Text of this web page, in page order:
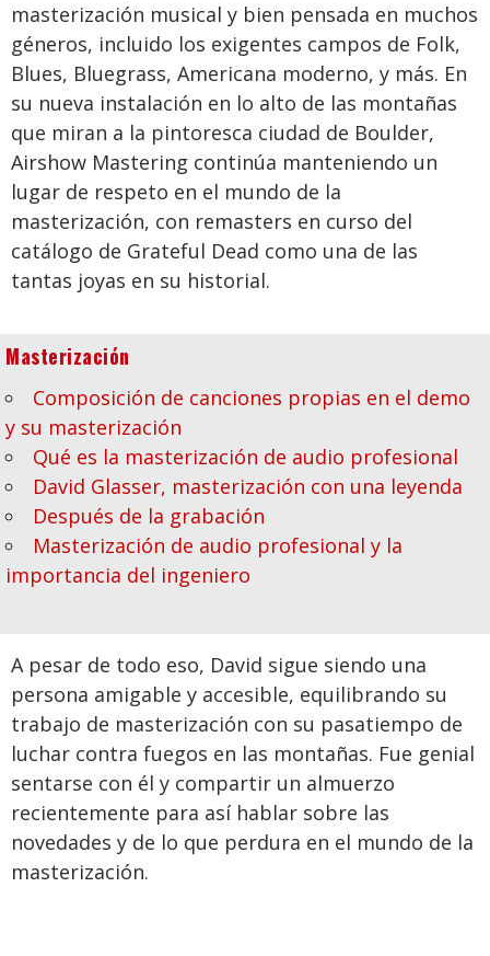
masterización musical y bien pensada en muchos
géneros, incluido los exigentes campos de Folk,
Blues, Bluegrass, Americana moderno, y más. En
su nueva instalación en lo alto de las montañas
que miran a la pintoresca ciudad de Boulder,
Airshow Mastering continúa manteniendo un
lugar de respeto en el mundo de la
masterización, con remasters en curso del
catálogo de Grateful Dead como una de las
tantas joyas en su historial.
Masterización
Composición de canciones propias en el demo
y su masterización
Qué es la masterización de audio profesional
David Glasser, masterización con una leyenda
Después de la grabación
Masterización de audio profesional y la
importancia del ingeniero
A pesar de todo eso, David sigue siendo una
persona amigable y accesible, equilibrando su
trabajo de masterización con su pasatiempo de
luchar contra fuegos en las montañas. Fue genial
sentarse con él y compartir un almuerzo
recientemente para así hablar sobre las
novedades y de lo que perdura en el mundo de la
masterización.